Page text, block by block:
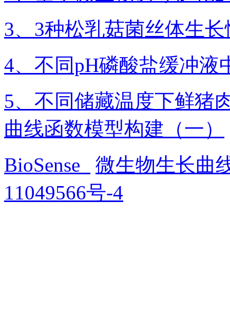
3、3种松乳菇菌丝体生
4、不同pH磷酸盐缓冲液
5、不同储藏温度下鲜猪
曲线函数模型构建（一）
BioSense
微生物生长曲
11049566号-4